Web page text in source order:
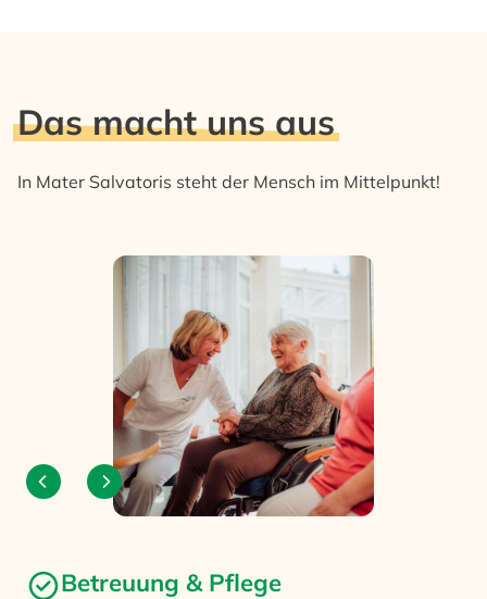
Das macht uns aus
In Mater Salvatoris steht der Mensch im Mittelpunkt!
Betreuung & Pflege